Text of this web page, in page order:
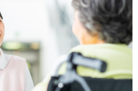
入居者様のお役に立ちたい、経験を
得を目指している、介護知識や技術
がいを感じながら仕事をしたい』
プを実現したい、施設形態や環境を
方も大歓迎です。募集詳細等、担当
案内します。お問い合わせも遠慮な